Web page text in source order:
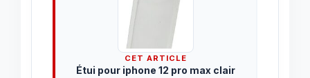
CET ARTICLE
Étui pour iphone 12 pro max clair